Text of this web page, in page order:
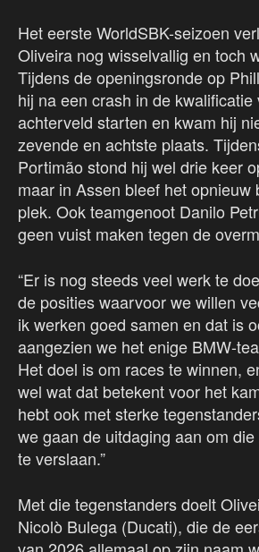
Het eerste WorldSBK-seizoen
Oliveira nog wisselvallig en toch
Tijdens de openingsronde op
hij na een crash in de kwalificatie
achterveld starten en kwam hij
zevende en achtste plaats.
Portimão stond hij wel drie keer
maar in Assen bleef het opnieuw
plek. Ook teamgenoot Danilo
geen vuist maken tegen de
“Er is nog steeds veel werk te
de posities waarvoor we willen
ik werken goed samen en dat is
aangezien we het enige BMW-
Het doel is om races te winnen,
wel wat dat betekent voor het
hebt ook met sterke
we gaan de uitdaging aan om
te verslaan.”
Met die tegenstanders doelt
Nicolò Bulega (Ducati), die de